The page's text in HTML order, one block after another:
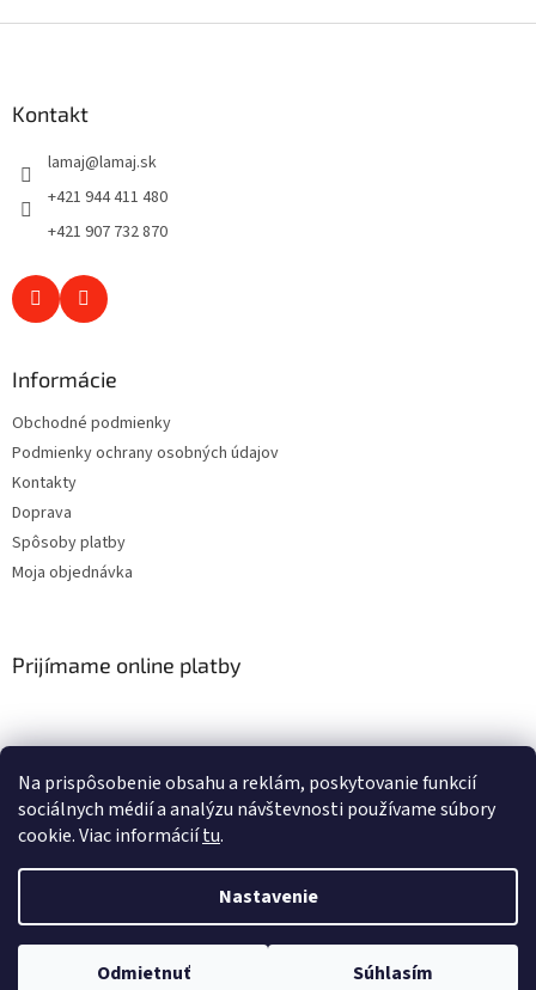
Na prispôsobenie obsahu a reklám, poskytovanie funkcií
sociálnych médií a analýzu návštevnosti používame súbory
cookie. Viac informáciítu.
Nastavenie
Odmietnuť Súhlasím
Kontakt
lamaj@lamaj.sk
+421 944 411 480
+421 907 732 870
Informácie
Obchodné podmienky
Podmienky ochrany osobných údajov
Kontakty
Doprava
Spôsoby platby
Moja objednávka
Prijímame online platby
Copyright 2026LAMAJ, spol. s r.o.. Všetky práva vyhradené.
Upraviť nastavenie cookies